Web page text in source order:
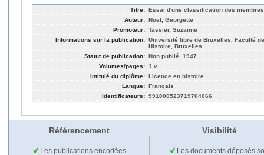
Titre: Essai d'une classification des
Auteur: Noel, Georgette
Promoteur: Tassier, Suzanne
Informations sur la publication: Université libre de Bruxelles, Faculté
Histoire, Bruxelles
Statut de publication: Non publié, 1947
Volumes/pages: 1 v.
Intitulé du diplôme: Licence en histoire
Langue: Français
Identificateurs: 991000523719704066
Référencement Visibilité
Les publications encodées
Les documents déposés